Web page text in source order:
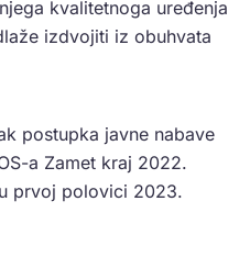
kvalitetnoga uređenja
izdvojiti iz obuhvata
postupka javne nabave
a Zamet kraj 2022.
prvoj polovici 2023.